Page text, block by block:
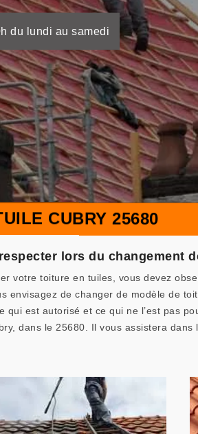
du lundi au samedi
CUBRY 25680
lors du changement
votre toiture en tuiles, vous devez
envisagez de changer de modèle de
est autorisé et ce qui ne l’est pas
dans le 25680. Il vous assistera dans